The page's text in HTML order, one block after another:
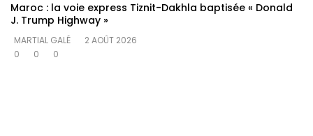
Maroc : la voie express Tiznit-Dakhla baptisée « Donald
J. Trump Highway »
MARTIAL GALÉ
2 AOÛT 2026
0
0 0